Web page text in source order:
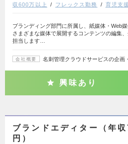
収600万以上
フレックス勤務 育児支
ブランディング部門に所属し、紙媒体・Web媒
さまざまな媒体で展開するコンテンツの編集
担当します…
会社概要 名刺管理クラウドサービスの企画
興味あり
ブランドエディター（年
円）